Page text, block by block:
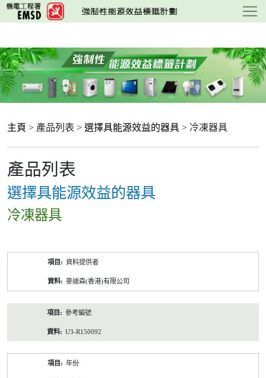
跳
至
要
內
容
主頁 > 產品列表 > 選擇具能源效益的器具 > 冷凍器具
產品列表
選擇具能源效益的器具
冷凍器具
資料提供者
麥迪森(香港)有限公司
參考編號
U3-R150092
年份